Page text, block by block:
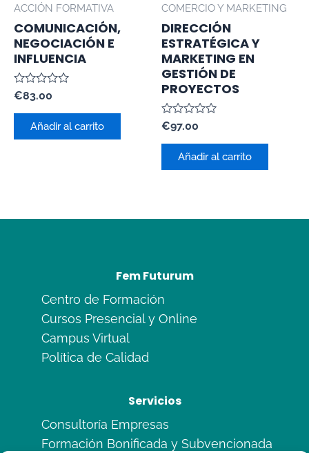
ACCIÓN FORMATIVA
COMUNICACIÓN,
NEGOCIACIÓN E
INFLUENCIA
Valorado
0
€83.00
Añadir al carrito
COMERCIO Y MARKETING
DIRECCIÓN
ESTRATÉGICA Y
MARKETING EN
GESTIÓN DE
PROYECTOS
Valorado
con
0
€97.00
Añadir al carrito
Fem Futurum
Centro de Formación
Cursos Presencial y Online
Campus Virtual
Política de Calidad
Servicios
Consultoría Empresas
Formación Bonificada y Subvencionada